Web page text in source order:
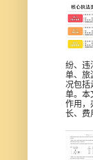
纷、违
单、旅
况包括
单。本
作用，
长、费